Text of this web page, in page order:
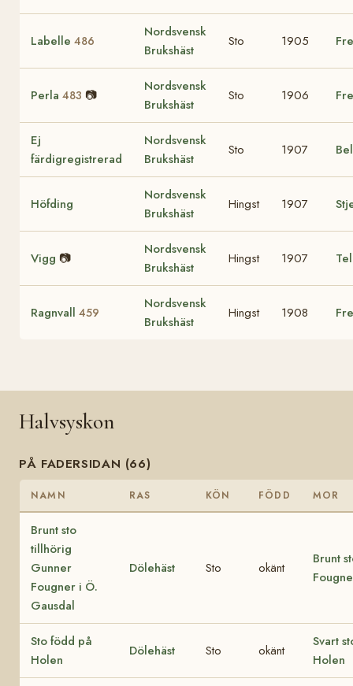
Labelle 486
Nordsvensk
Brukshäst
Sto 1905
Perla 483 📷
Nordsvensk
Brukshäst
Sto 1906
Ej
färdigregistrerad
Nordsvensk
Brukshäst
Sto 1907
Höfding
Nordsvensk
Brukshäst
Hingst 1907
Vigg 📷
Nordsvensk
Brukshäst
Hingst 1907
Ragnvall 459
Nordsvensk
Brukshäst
Hingst 1908
Halvsyskon
PÅ FADERSIDAN (66)
NAMN RAS KÖN FÖDD MOR
Brunt sto
tillhörig
Gunner
Fougner i Ö.
Gausdal
Dölehäst Sto okänt
Brunt
Sto född på
Holen
Dölehäst Sto okänt
Svart
Holen